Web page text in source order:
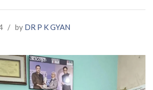
/ by DR P K GYAN